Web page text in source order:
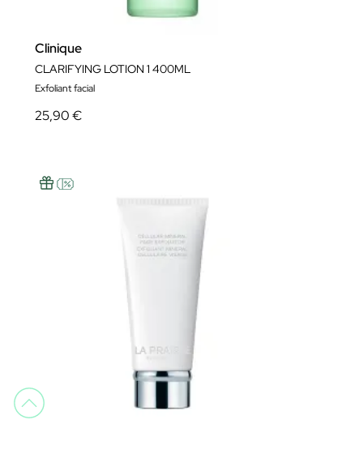
Clinique
CLARIFYING LOTION 1 400ML
Exfoliant facial
25,90 €